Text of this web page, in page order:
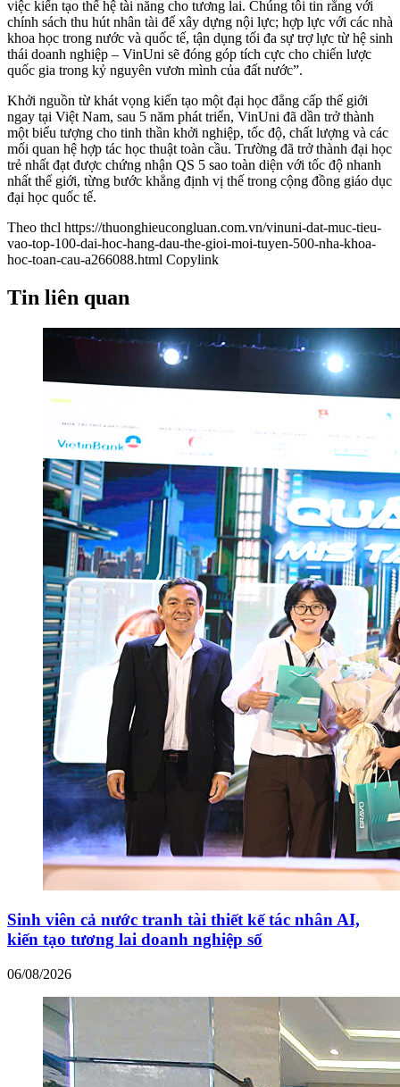
việc kiến tạo thế hệ tài năng cho tương lai. Chúng tôi tin rằng với
chính sách thu hút nhân tài để xây dựng nội lực; hợp lực với các nhà
khoa học trong nước và quốc tế, tận dụng tối đa sự trợ lực từ hệ sinh
thái doanh nghiệp – VinUni sẽ đóng góp tích cực cho chiến lược
quốc gia trong kỷ nguyên vươn mình của đất nước”.
Khởi nguồn từ khát vọng kiến tạo một đại học đẳng cấp thế giới
ngay tại Việt Nam, sau 5 năm phát triển, VinUni đã dần trở thành
một biểu tượng cho tinh thần khởi nghiệp, tốc độ, chất lượng và các
mối quan hệ hợp tác học thuật toàn cầu. Trường đã trở thành đại học
trẻ nhất đạt được chứng nhận QS 5 sao toàn diện với tốc độ nhanh
nhất thế giới, từng bước khẳng định vị thế trong cộng đồng giáo dục
đại học quốc tế.
Theo thcl https://thuonghieucongluan.com.vn/vinuni-dat-muc-tieu-
vao-top-100-dai-hoc-hang-dau-the-gioi-moi-tuyen-500-nha-khoa-
hoc-toan-cau-a266088.html Copylink
Tin liên quan
Sinh viên cả nước tranh tài thiết kế tác nhân AI,
kiến tạo tương lai doanh nghiệp số
06/08/2026